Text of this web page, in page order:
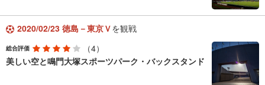
2020/02/23 徳島－東京Ｖを観戦
総合評価
（4）
美しい空と鳴門大塚スポーツパーク・バックスタンド